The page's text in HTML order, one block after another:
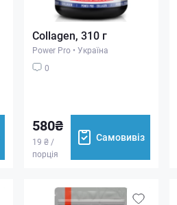
Collagen, 310 г
Power Pro • Україна
0
580₴
19 ₴ /
порція
Самовивіз